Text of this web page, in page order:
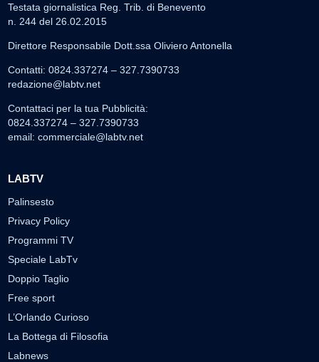
Testata giornalistica Reg. Trib. di Benevento
n. 244 del 26.02.2015
Direttore Responsabile Dott.ssa Oliviero Antonella
Contatti: 0824.337274 – 327.7390733
redazione@labtv.net
Contattaci per la tua Pubblicità:
0824.337274 – 327.7390733
email: commerciale@labtv.net
LABTV
Palinsesto
Privacy Policy
Programmi TV
Speciale LabTv
Doppio Taglio
Free sport
L’Orlando Curioso
La Bottega di Filosofia
Labnews